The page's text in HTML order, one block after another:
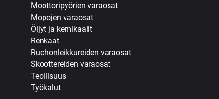
Moottoripyörien varaosat
Mopojen varaosat
Öljyt ja kemikaalit
Renkaat
Ruohonleikkureiden varaosat
Skoottereiden varaosat
Teollisuus
Työkalut